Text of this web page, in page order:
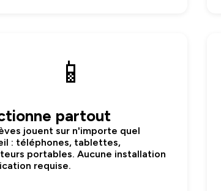
📱
partout
jouent sur n'importe quel
: téléphones, tablettes,
portables. Aucune installation
requise.